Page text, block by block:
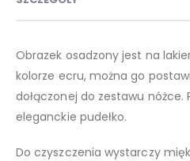
Obrazek osadzony jest na
kolorze ecru, można go
dołączonej do zestawu
eleganckie pudełko.
Do czyszczenia wystarczy